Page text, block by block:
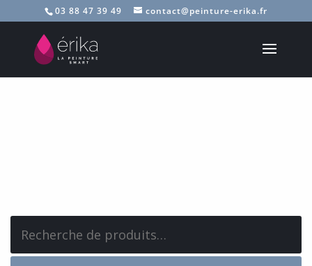
03 88 47 39 49 contact@peinture-erika.fr
pour :